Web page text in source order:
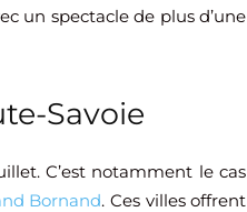
un spectacle de plus d’une
Savoie
C’est notamment le cas
Bornand. Ces villes offrent